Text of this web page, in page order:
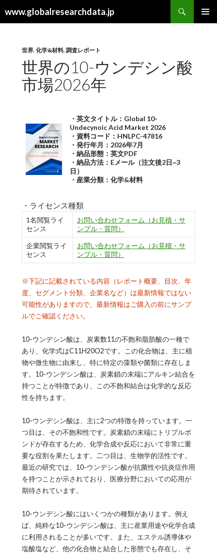
www.globalresearchdata.jp
索
世界, 化学&材料, 調査レポート
世界の10-ウンデシン酸
市場2026年
・英文タイトル：Global 10-
Undecynoic Acid Market 2026
・資料コード：HNLPC-47816
・発行年月：2026年7月
・納品形態：英文PDF
・納品方法：Eメール（注文後2日~3
日）
・産業分類：化学&材料
・ライセンス種類
1名閲覧ライ
センス
お問い合わせフォーム（お見積・サ
ンプル・質問）
企業閲覧ライ
センス
お問い合わせフォーム（お見積・サ
ンプル・質問）
※下記に記載されている内容（レポート概要、目次、年
度、セグメント分類、企業名など）は最新情報ではない
可能性がありますので、最新情報はご購入の前にサンプ
ルでご確認ください。
10-ウンデシン酸は、炭素数11の不飽和脂肪酸の一種で
あり、化学式はC11H20O2です。この化合物は、主に植
物や微生物に由来し、特に特定の藻類や菌類に存在しま
す。10-ウンデシン酸は、炭素鎖の末端にアルキン結合を
持つことが特徴であり、この不飽和結合は化学的な反応
性を持ちます。
10-ウンデシン酸は、主に2つの特徴を持っています。一
つ目は、その不飽和性です。炭素鎖の末端にトリプルボ
ンドが存在するため、化学合成や反応において非常に重
要な役割を果たします。二つ目は、生物学的活性です。
最近の研究では、10-ウンデシン酸が抗菌性や抗炎症作用
を持つことが示されており、医療分野においての応用が
期待されています。
10-ウンデシン酸にはいくつかの種類があります。例え
ば、純粋な10-ウンデシン酸は、主に産業用途や化学合成
に利用されることが多いです。また、エステル誘導体や
塩酸塩など、他の化合物と結合した形態でも存在し、そ